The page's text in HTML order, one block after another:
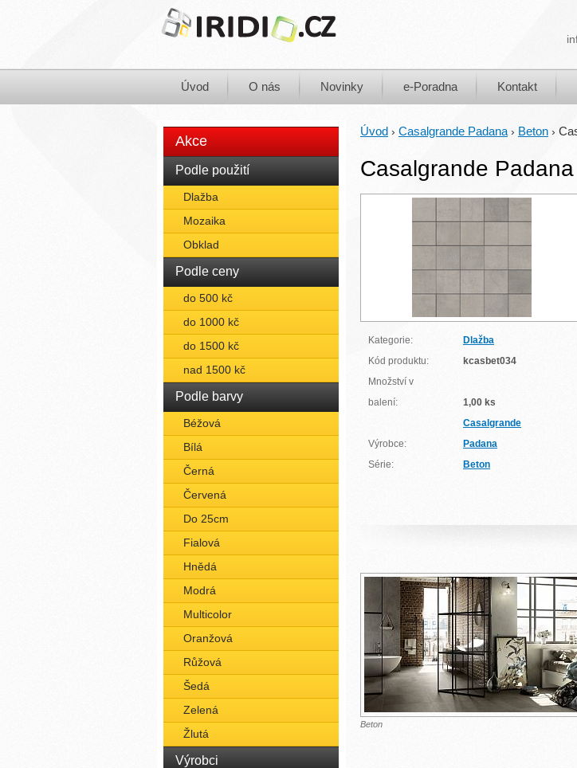
Úvod O nás Novinky e-Poradna Kontakt
Akce
Podle použití
Dlažba
Mozaika
Obklad
Podle ceny
do 500 kč
do 1000 kč
do 1500 kč
nad 1500 kč
Podle barvy
Béžová
Bílá
Černá
Červená
Do 25cm
Fialová
Hnědá
Modrá
Multicolor
Oranžová
Růžová
Šedá
Zelená
Žlutá
Výrobci
Úvod › Casalgrande Padana › Beton ›
Casalgrande
Kategorie:
Dlažba
Kód produktu:
kcasbet034
Množství v
balení:
1,00 ks
Výrobce:
Casalgrande
Padana
Série:
Beton
Beton